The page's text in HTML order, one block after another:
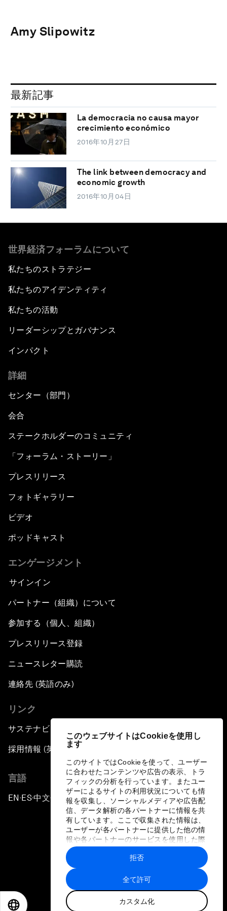
このウェブサイトはCookieを使用し
ます
このサイトではCookieを使って、ユーザー
に合わせたコンテンツや広告の表示、トラ
フィックの分析を行っています。またユー
ザーによるサイトの利用状況についても情
報を収集し、ソーシャルメディアや広告配
信、データ解析の各パートナーに情報を共
有しています。ここで収集された情報は、
ユーザーが各パートナーに提供した他の情
報や各パートナーのサービスを使用した際
に収集された情報と組み合わされ、各パー
トナーによって使用されることがありま
す。
全て許可
カスタム化
拒否
Amy Slipowitz
最新記事
La democracia no causa mayor
crecimiento económico
2016年10月27日
The link between democracy and
economic growth
2016年10月04日
世界経済フォーラムについて
私たちのストラテジー
私たちのアイデンティティ
私たちの活動
リーダーシップとガバナンス
インパクト
詳細
センター（部門）
会合
ステークホルダーのコミュニティ
「フォーラム・ストーリー」
プレスリリース
フォトギャラリー
ビデオ
ポッドキャスト
エンゲージメント
サインイン
パートナー（組織）について
参加する（個人、組織）
プレスリリース登録
ニュースレター購読
連絡先 (英語のみ)
リンク
サステナビリティへの取り組み
採用情報 (英語のみ)
言語
EN ▪ES▪中文▪ 日本語
プライバシーポリシーと利用規約
サイトマップ
©
世界経済フォーラム